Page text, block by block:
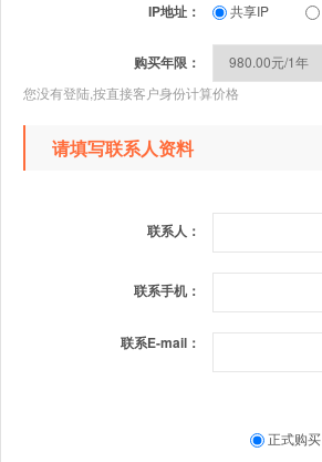
IP地址： 共享IP
购买年限：
您没有登陆,按直接客户身份计算价格
请填写联系人资料
联系人：
联系手机：
联系E-mail：
正式购买